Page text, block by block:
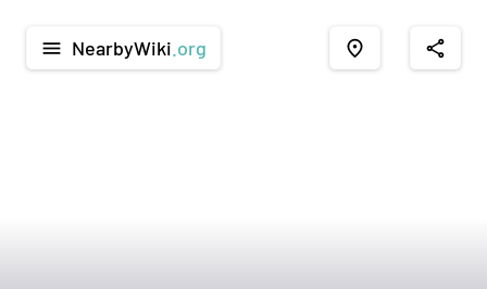
menu NearbyWiki .org place share